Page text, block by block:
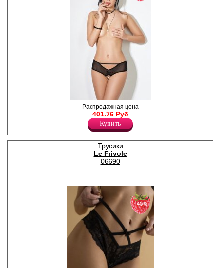
Трусики-шорты с доступом.
Заднюю часть изделия
украшает "корсетная"
шнуровка.
Полиамид 91%
Эластан 9%
Распродажная цена
401.76 Руб
Купить
Трусики
Le Frivole
06690
−40%